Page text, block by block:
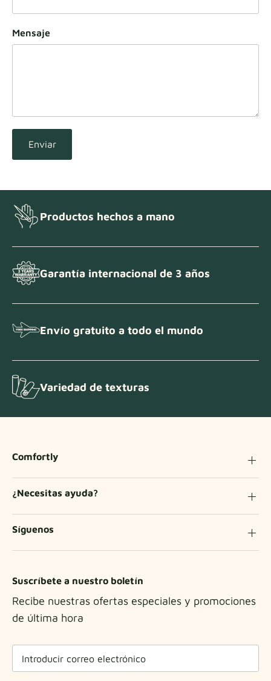
Mensaje
Enviar
Productos hechos a mano
Garantía internacional de 3 años
Envío gratuito a todo el mundo
Variedad de texturas
Suscríbete a nuestro boletín
Recibe nuestras ofertas especiales y promociones
de última hora
Comfortly
¿Necesitas ayuda?
Síguenos